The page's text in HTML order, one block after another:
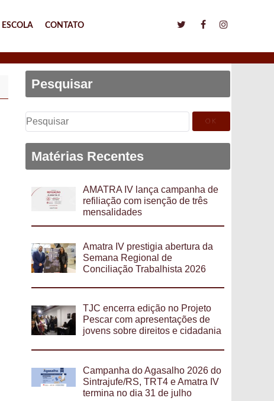
ESCOLA CONTATO
Pesquisar
Pesquisar
por:
Matérias Recentes
AMATRA IV lança campanha de
refiliação com isenção de três
mensalidades
Amatra IV prestigia abertura da
Semana Regional de
Conciliação Trabalhista 2026
TJC encerra edição no Projeto
Pescar com apresentações de
jovens sobre direitos e cidadania
Campanha do Agasalho 2026 do
Sintrajufe/RS, TRT4 e Amatra IV
termina no dia 31 de julho